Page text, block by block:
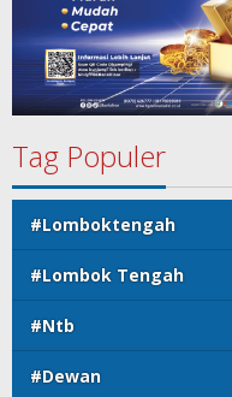
Tag Populer
#Lomboktengah
#Lombok Tengah
#Ntb
#Dewan